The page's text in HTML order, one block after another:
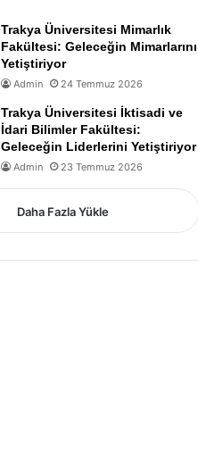
Trakya Üniversitesi Mimarlık
Fakültesi: Geleceğin Mimarlarını
Yetiştiriyor
Admin 24 Temmuz 2026
Trakya Üniversitesi İktisadi ve
İdari Bilimler Fakültesi:
Geleceğin Liderlerini Yetiştiriyor
Admin 23 Temmuz 2026
Daha Fazla Yükle